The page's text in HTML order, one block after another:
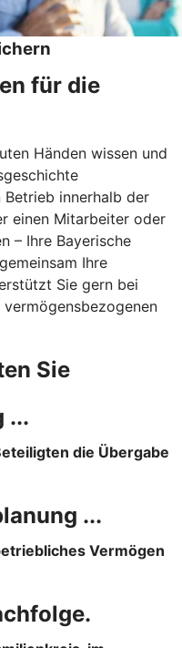
für die
Händen wissen und
innerhalb der
einen Mitarbeiter oder
– Ihre Bayerische
Ihre
Sie gern bei
Sie
...
die Übergabe
...
Vermögen